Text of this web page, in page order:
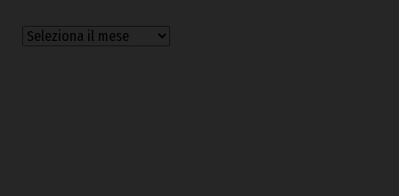
Archivi